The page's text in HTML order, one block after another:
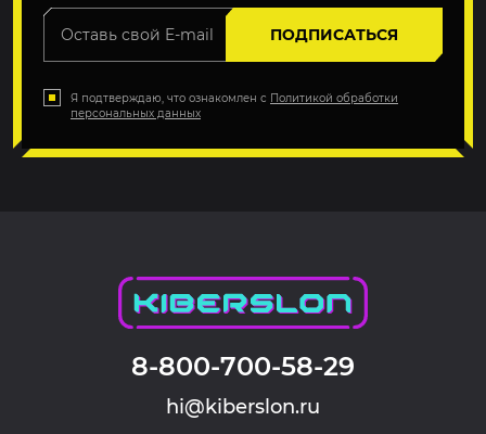
ПОДПИСАТЬСЯ
Я подтверждаю, что ознакомлен с Политикой обработки
персональных данных
8-800-700-58-29
hi@kiberslon.ru